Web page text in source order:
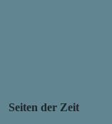
Seiten der Zeit